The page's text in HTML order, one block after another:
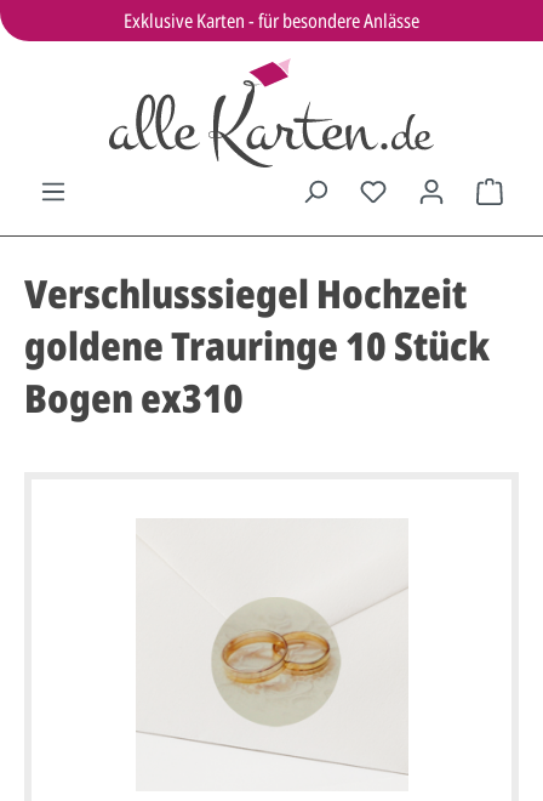
Exklusive Karten - für besondere Anlässe
Verschlusssiegel Hochzeit
goldene Trauringe 10 Stück
Bogen ex310